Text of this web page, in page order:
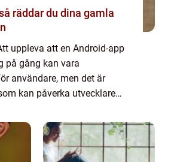
uppleva att en Android-app
på gång kan vara
användare, men det är
kan påverka utvecklare
en översikt över varför